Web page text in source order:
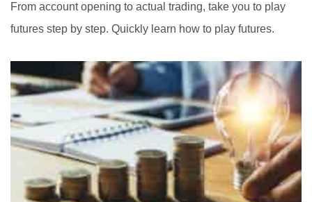
From account opening to actual trading, take you to play
futures step by step. Quickly learn how to play futures.